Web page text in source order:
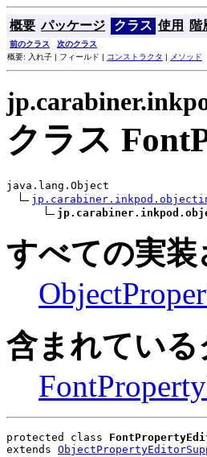
概要 パッケージ クラス 使用 階
前のクラス
次のクラス
概要: 入れ子 | フィールド | コンストラクタ | メソッド
クラス
java.lang.Object
すべての実
含まれている
protected class
extends